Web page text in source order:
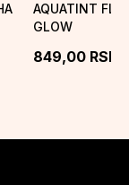
AQUATINT
GLOW
849,00 RSD